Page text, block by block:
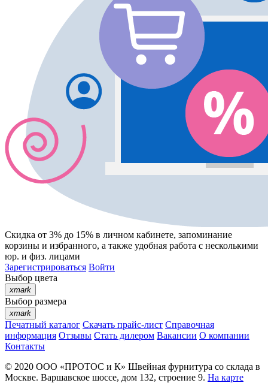
Скидка от 3% до 15% в личном кабинете, запоминание
корзины и избранного, а также удобная работа с несколькими
юр. и физ. лицами
Зарегистрироваться Войти
Выбор цвета
xmark
Выбор размера
xmark
Печатный каталог Скачать прайс-лист Справочная
информация Отзывы Стать дилером Вакансии О компании
Контакты
© 2020 ООО «ПРОТОС и К» Швейная фурнитура со склада в
Москве. Варшавское шоссе, дом 132, строение 9. На карте